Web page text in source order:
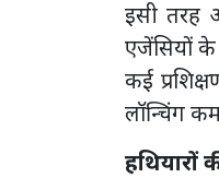
इसी तरह
एजेंसियों
कई
लॉन्चिंग
हथियारों